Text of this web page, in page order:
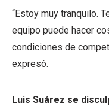
“Estoy muy tranquilo.
equipo puede hacer
condiciones de
expresó.
Luis Suárez se